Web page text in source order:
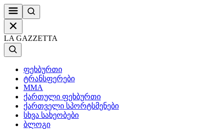
LA GAZZETTA
ფეხბურთი
ტრანსფერები
MMA
ქართული ფეხბურთი
ქართველი სპორტსმენები
სხვა სახეობები
ბლოგი